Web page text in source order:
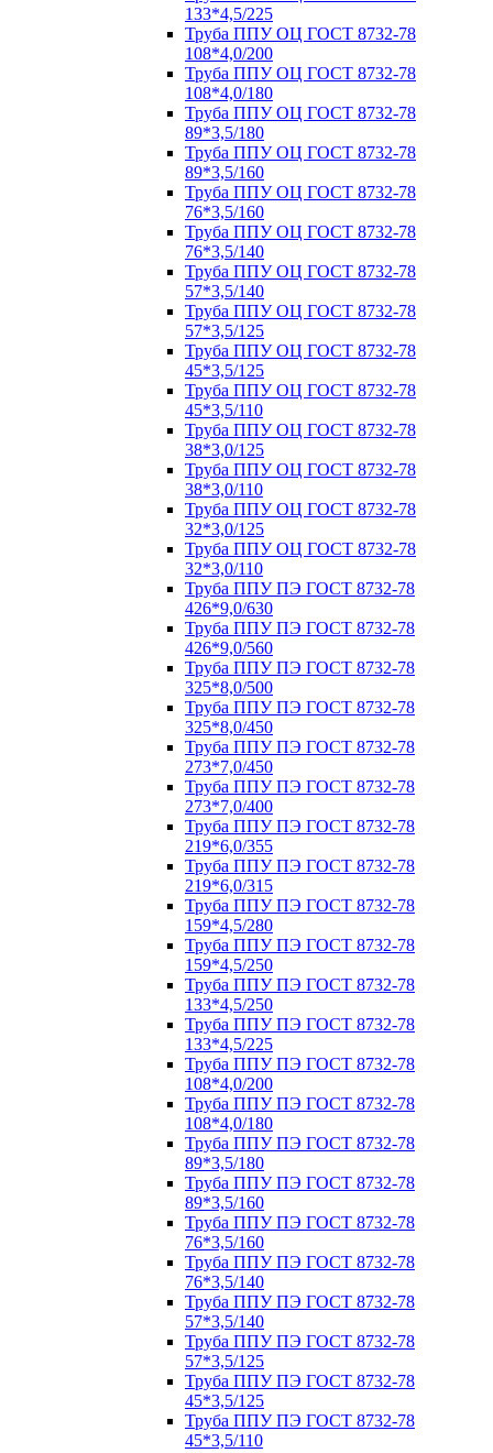
133*4,5/225
Труба ППУ ОЦ ГОСТ 8732-78
108*4,0/200
Труба ППУ ОЦ ГОСТ 8732-78
108*4,0/180
Труба ППУ ОЦ ГОСТ 8732-78
89*3,5/180
Труба ППУ ОЦ ГОСТ 8732-78
89*3,5/160
Труба ППУ ОЦ ГОСТ 8732-78
76*3,5/160
Труба ППУ ОЦ ГОСТ 8732-78
76*3,5/140
Труба ППУ ОЦ ГОСТ 8732-78
57*3,5/140
Труба ППУ ОЦ ГОСТ 8732-78
57*3,5/125
Труба ППУ ОЦ ГОСТ 8732-78
45*3,5/125
Труба ППУ ОЦ ГОСТ 8732-78
45*3,5/110
Труба ППУ ОЦ ГОСТ 8732-78
38*3,0/125
Труба ППУ ОЦ ГОСТ 8732-78
38*3,0/110
Труба ППУ ОЦ ГОСТ 8732-78
32*3,0/125
Труба ППУ ОЦ ГОСТ 8732-78
32*3,0/110
Труба ППУ ПЭ ГОСТ 8732-78
426*9,0/630
Труба ППУ ПЭ ГОСТ 8732-78
426*9,0/560
Труба ППУ ПЭ ГОСТ 8732-78
325*8,0/500
Труба ППУ ПЭ ГОСТ 8732-78
325*8,0/450
Труба ППУ ПЭ ГОСТ 8732-78
273*7,0/450
Труба ППУ ПЭ ГОСТ 8732-78
273*7,0/400
Труба ППУ ПЭ ГОСТ 8732-78
219*6,0/355
Труба ППУ ПЭ ГОСТ 8732-78
219*6,0/315
Труба ППУ ПЭ ГОСТ 8732-78
159*4,5/280
Труба ППУ ПЭ ГОСТ 8732-78
159*4,5/250
Труба ППУ ПЭ ГОСТ 8732-78
133*4,5/250
Труба ППУ ПЭ ГОСТ 8732-78
133*4,5/225
Труба ППУ ПЭ ГОСТ 8732-78
108*4,0/200
Труба ППУ ПЭ ГОСТ 8732-78
108*4,0/180
Труба ППУ ПЭ ГОСТ 8732-78
89*3,5/180
Труба ППУ ПЭ ГОСТ 8732-78
89*3,5/160
Труба ППУ ПЭ ГОСТ 8732-78
76*3,5/160
Труба ППУ ПЭ ГОСТ 8732-78
76*3,5/140
Труба ППУ ПЭ ГОСТ 8732-78
57*3,5/140
Труба ППУ ПЭ ГОСТ 8732-78
57*3,5/125
Труба ППУ ПЭ ГОСТ 8732-78
45*3,5/125
Труба ППУ ПЭ ГОСТ 8732-78
45*3,5/110